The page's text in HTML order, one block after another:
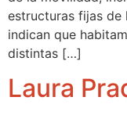
estructuras fijas de
indican que
distintas […]
Laura